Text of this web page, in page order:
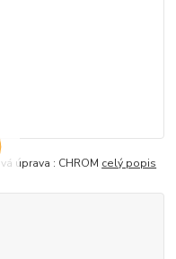
úprava : CHROM celý popis